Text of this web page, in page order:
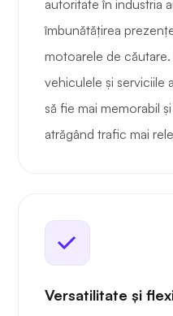
autoritate în industria
îmbunătățirea
motoarele de
vehiculele și serviciile
să fie mai memorabil
atrăgând trafic mai
Versatilitate și